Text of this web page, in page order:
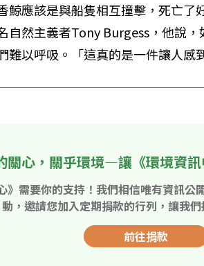
鯨應該是與船隻相互撞擊，死亡了
自然主義者Tony Burgess，他說
難以呼吸。「這真的是一件讓人感
關心，關乎環境—讓《環境資
》需要你的支持！我們相信唯有資訊
動，邀請您加入定期捐款的行列，讓我
前往捐款